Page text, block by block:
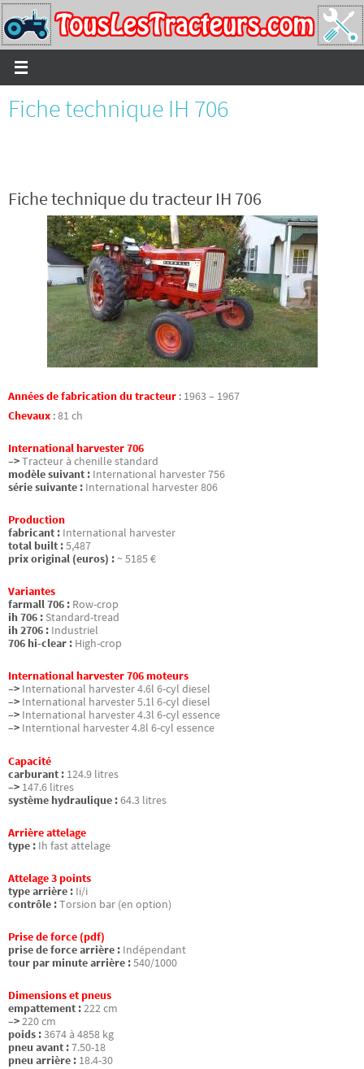
Passer
vers
le
contenu
Fiche technique IH 706
Fiche technique du tracteur IH 706
Années de fabrication du tracteur : 1963 – 1967
Chevaux :81 ch
International harvester 706
–>Tracteur à chenille standard
modèle suivant : International harvester 756
série suivante : International harvester 806
Production
fabricant : International harvester
total built :5,487
prix original (euros) : ~ 5185 €
Variantes
farmall 706 : Row-crop
ih 706 : Standard-tread
ih 2706 : Industriel
706 hi-clear : High-crop
International harvester 706 moteurs
–> International harvester 4.6l 6-cyl diesel
–> International harvester 5.1l 6-cyl diesel
–> International harvester 4.3l 6-cyl essence
–> Interntional harvester 4.8l 6-cyl essence
Capacité
carburant : 124.9 litres
–> 147.6 litres
système hydraulique :64.3 litres
Arrière attelage
type : Ih fast attelage
Attelage 3 points
type arrière : Ii/i
contrôle :Torsion bar (en option)
Prise de force (pdf)
prise de force arrière : Indépendant
tour par minute arrière :540/1000
Dimensions et pneus
empattement :222 cm
–>220 cm
poids :3674 à 4858 kg
pneu avant :7.50-18
pneu arrière : 18.4-30